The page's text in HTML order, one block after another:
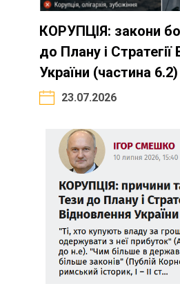
КОРУПЦІЯ: закони
до Плану і Стратегії
України (частина 6.2)
23.07.2026